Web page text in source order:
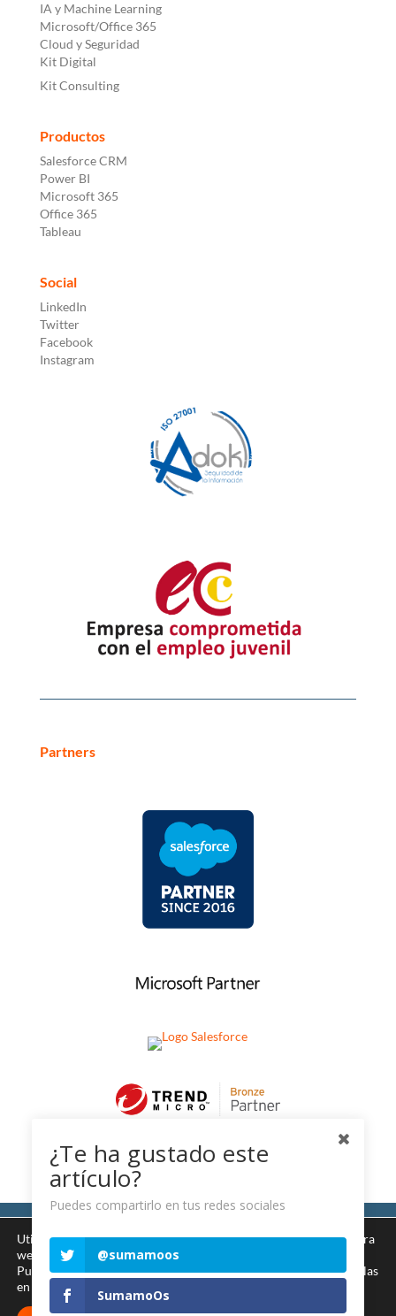
IA y Machine Learning
Microsoft/Office 365
Cloud y Seguridad
Kit Digital
Kit Consulting
Productos
Salesforce CRM
Power BI
Microsoft 365
Office 365
Tableau
Social
LinkedIn
Twitter
Facebook
Instagram
Partners
Política de privacidad
Utilizamos cookies para ofrecerte la mejor experiencia en nuestra
web.
Puedes aprender más sobre qué cookies utilizamos o desactivarlas
en los
ajustes
¿Te ha gustado este
artículo?
Puedes compartirlo en tus redes sociales
@sumamoos
SumamoOs